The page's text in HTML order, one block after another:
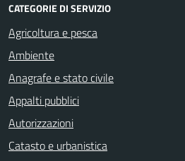
CATEGORIE DI SERVIZIO
Agricoltura e pesca
Ambiente
Anagrafe e stato civile
Appalti pubblici
Autorizzazioni
Catasto e urbanistica